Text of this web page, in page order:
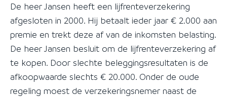
De heer Jansen heeft een lijfrenteverzekering
afgesloten in 2000. Hij betaalt ieder jaar € 2.000 aan
premie en trekt deze af van de inkomsten belasting.
De heer Jansen besluit om de lijfrenteverzekering af
te kopen. Door slechte beleggingsresultaten is de
afkoopwaarde slechts € 20.000. Onder de oude
regeling moest de verzekeringsnemer naast de